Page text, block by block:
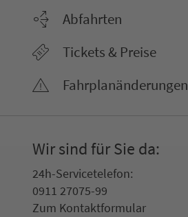
Abfahrten
Tickets & Preise
Fahr­plan­ände­rungen
Wir sind für Sie da:
24h-Ser­vice­te­le­fon:
0911 27075-99
Zum Kon­taktformular